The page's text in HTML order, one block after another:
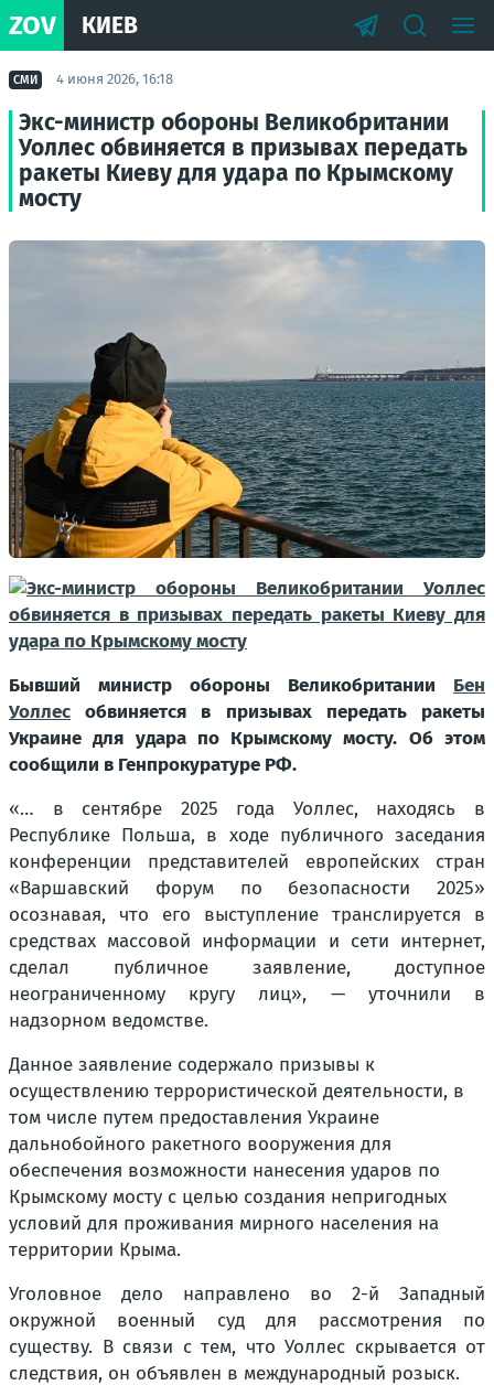
ZOV КИЕВ
СМИ 4 июня 2026, 16:18
Экс-министр обороны Великобритании
Уоллес обвиняется в призывах передать
ракеты Киеву для удара по Крымскому
мосту
Бывший министр обороны Великобритании Бен
Уоллес обвиняется в призывах передать ракеты
Украине для удара по Крымскому мосту. Об этом
сообщили в Генпрокуратуре РФ.
«… в сентябре 2025 года Уоллес, находясь в
Республике Польша, в ходе публичного заседания
конференции представителей европейских стран
«Варшавский форум по безопасности 2025»
осознавая, что его выступление транслируется в
средствах массовой информации и сети интернет,
сделал публичное заявление, доступное
неограниченному кругу лиц», — уточнили в
надзорном ведомстве.
Данное заявление содержало призывы к
осуществлению террористической деятельности, в
том числе путем предоставления Украине
дальнобойного ракетного вооружения для
обеспечения возможности нанесения ударов по
Крымскому мосту с целью создания непригодных
условий для проживания мирного населения на
территории Крыма.
Уголовное дело направлено во 2-й Западный
окружной военный суд для рассмотрения по
существу. В связи с тем, что Уоллес скрывается от
следствия, он объявлен в международный розыск.